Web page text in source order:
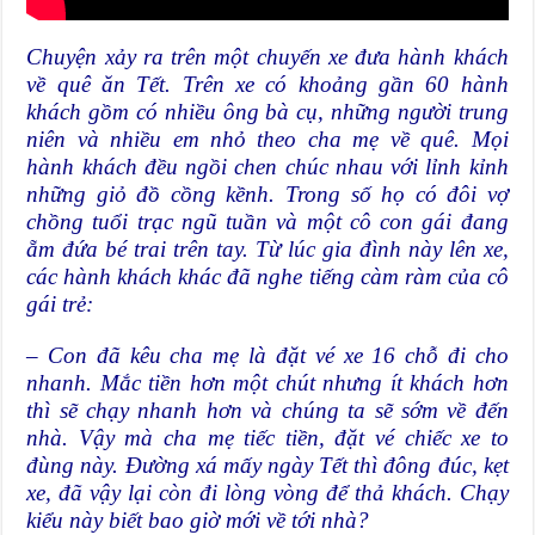
Chuyện xảy ra trên một chuyến xe đưa hành khách
về quê ăn Tết. Trên xe có khoảng gần 60 hành
khách gồm có nhiều ông bà cụ, những người trung
niên và nhiều em nhỏ theo cha mẹ về quê. Mọi
hành khách đều ngồi chen chúc nhau với lỉnh kỉnh
những giỏ đồ cồng kềnh. Trong số họ có đôi vợ
chồng tuổi trạc ngũ tuần và một cô con gái đang
ẵm đứa bé trai trên tay. Từ lúc gia đình này lên xe,
các hành khách khác đã nghe tiếng càm ràm của cô
gái trẻ:
– Con đã kêu cha mẹ là đặt vé xe 16 chỗ đi cho
nhanh. Mắc tiền hơn một chút nhưng ít khách hơn
thì sẽ chạy nhanh hơn và chúng ta sẽ sớm về đến
nhà. Vậy mà cha mẹ tiếc tiền, đặt vé chiếc xe to
đùng này. Đường xá mấy ngày Tết thì đông đúc, kẹt
xe, đã vậy lại còn đi lòng vòng để thả khách. Chạy
kiểu này biết bao giờ mới về tới nhà?